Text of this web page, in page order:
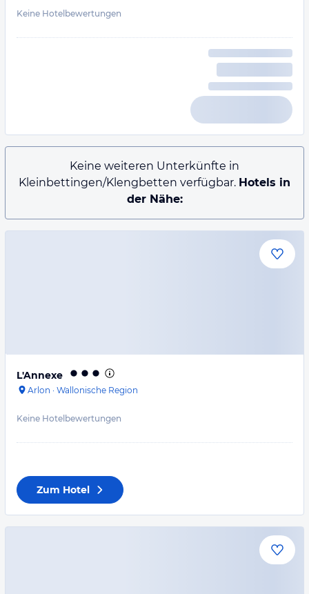
Keine Hotelbewertungen
Keine weiteren Unterkünfte in
Kleinbettingen/Klengbetten verfügbar. Hotels in
der Nähe:
L'Annexe
Arlon · Wallonische Region
Keine Hotelbewertungen
Zum Hotel